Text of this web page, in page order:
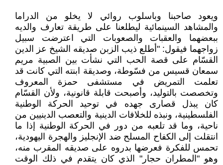
ويعود صاحبنا وباسلوب روائي لا يخلو من الدراما
والمشاهد السينمائية ليطلعنا على طريقة تعارف والديه
ببعضهما والعقبات والصعوبات التي اعترضت سبيل
زواجهما فيقول: "أطلع ذيب الزبن صديقه الشيخ عز الدين
القسّام على قصة الحب التي نشأت بين الصبية مريم
سمعان قسيس من فسّوطة، وصديقة ابنته التي كانت قد
تعلمت التمريض في مستشفى حمزة المعروف
وتخصصت بالتوليد، وأصبحت قابلة قانونية، ولأن القسّام
كان يبذل قصارى جهده في توحيد الحركة الوطنية
الفلسطينية، ونبذه للخلافات الدينية والتعصب الدينيين من
ناحية، وما قد تلعبه من دور في الحركة الوطنية إذا ما
انتقلت إلى الكفاح المسلح ضد الإنجليز والهجرة اليهودية،
تحمس للفكرة فعرضها بدروه على صديقه المقرب منه،
وهو "المطران حجار" الذي كان يتقدم في ذلك الوقت